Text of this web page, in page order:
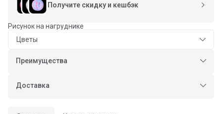
Получите скидку и кешбэк
Рисунок на нагруднике
Цветы
Преимущества
Оплата частями в Сплит
Оплата — картой или СБП
Доставка